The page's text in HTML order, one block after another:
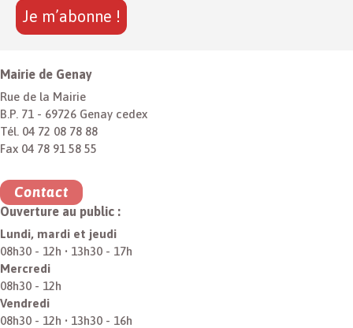
Mairie de Genay
Rue de la Mairie
B.P. 71 - 69726 Genay cedex
Tél. 04 72 08 78 88
Fax 04 78 91 58 55
Contact
Ouverture au public :
Lundi, mardi et jeudi
08h30 - 12h • 13h30 - 17h
Mercredi
08h30 - 12h
Vendredi
08h30 - 12h • 13h30 - 16h